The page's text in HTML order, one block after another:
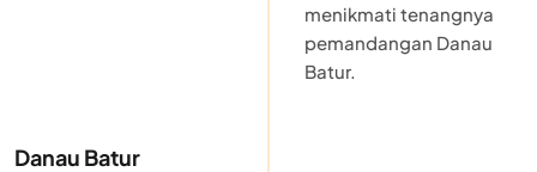
menikmati tenangnya
pemandangan Danau
Batur.
Danau Batur